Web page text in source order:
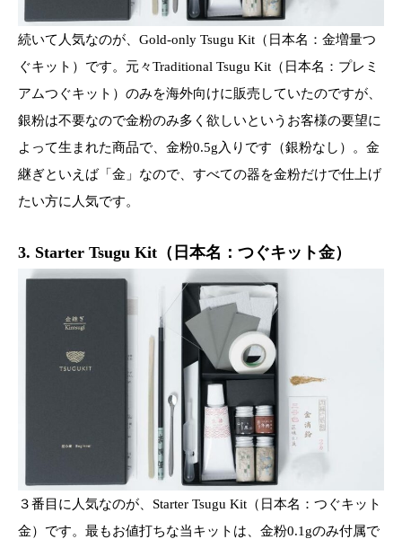
続いて人気なのが、Gold-only Tsugu Kit（日本名：金増量つ
ぐキット）です。元々Traditional Tsugu Kit（日本名：プレミ
アムつぐキット）のみを海外向けに販売していたのですが、
銀粉は不要なので金粉のみ多く欲しいというお客様の要望に
よって生まれた商品で、金粉0.5g入りです（銀粉なし）。金
継ぎといえば「金」なので、すべての器を金粉だけで仕上げ
たい方に人気です。
3. Starter Tsugu Kit（日本名：つぐキット金）
３番目に人気なのが、Starter Tsugu Kit（日本名：つぐキット
金）です。最もお値打ちな当キットは、金粉0.1gのみ付属で